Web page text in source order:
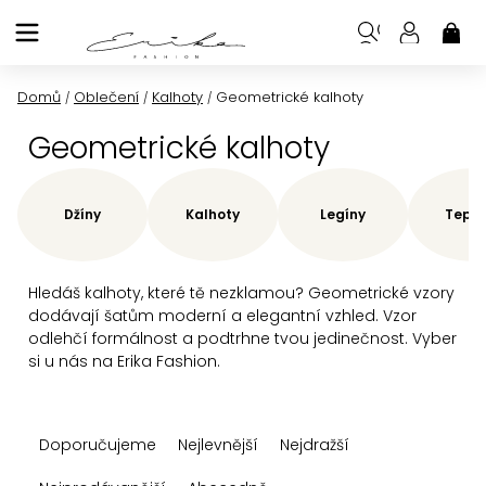
na
Domů / Oblečení / Kalhoty / Geometrické kalhoty
Geometrické kalhoty
Hledáš kalhoty, které tě nezklamou? Geometrické vzory
dodávají šatům moderní a elegantní vzhled. Vzor
odlehčí formálnost a podtrhne tvou jedinečnost. Vyber
si u nás na Erika Fashion.
Džíny Kalhoty Legíny
aDoporučujeme Nejlevnější
Nejdražší